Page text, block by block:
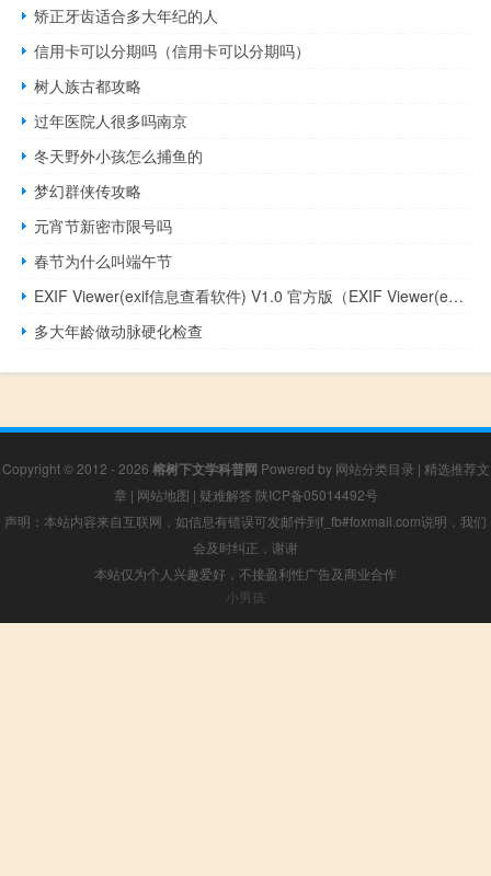
矫正牙齿适合多大年纪的人
信用卡可以分期吗（信用卡可以分期吗）
树人族古都攻略
过年医院人很多吗南京
冬天野外小孩怎么捕鱼的
梦幻群侠传攻略
元宵节新密市限号吗
春节为什么叫端午节
EXIF Viewer(exif信息查看软件) V1.0 官方版（EXIF Viewer(exif信息查看软件) V1.0 官方版功能简介）
多大年龄做动脉硬化检查
Copyright © 2012 - 2026 榕树下文学科普网 Powered by 网站分类目录 | 精选推荐文
章 | 网站地图 | 疑难解答 陕ICP备05014492号
声明：本站内容来自互联网，如信息有错误可发邮件到f_fb#foxmail.com说明，我们
会及时纠正，谢谢
本站仅为个人兴趣爱好，不接盈利性广告及商业合作
小男孩